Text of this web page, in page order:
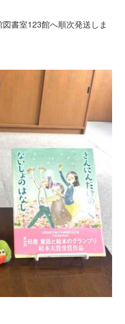
書室123館へ順次発送しま